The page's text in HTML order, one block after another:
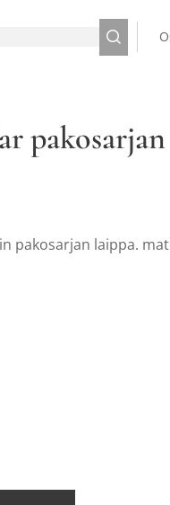
pakosarjan laippa.